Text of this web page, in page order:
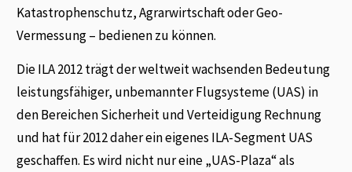
Katastrophenschutz, Agrarwirtschaft oder Geo-
Vermessung – bedienen zu können.
Die ILA 2012 trägt der weltweit wachsenden Bedeutung
leistungsfähiger, unbemannter Flugsysteme (UAS) in
den Bereichen Sicherheit und Verteidigung Rechnung
und hat für 2012 daher ein eigenes ILA-Segment UAS
geschaffen. Es wird nicht nur eine „UAS-Plaza“ als